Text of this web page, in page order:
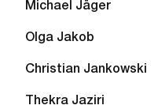
Michael Jäger
Olga Jakob
Christian Jankowski
Thekra Jaziri